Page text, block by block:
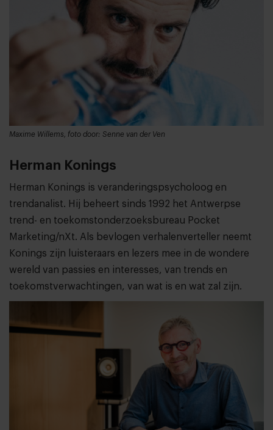
Maxime Willems, foto door: Senne van der Ven
Herman Konings
Herman Konings is veranderingspsycholoog en
trendanalist. Hij beheert sinds 1992 het Antwerpse
trend- en toekomstonderzoeksbureau Pocket
Marketing/nXt. Als bevlogen verhalenverteller neemt
Konings zijn luisteraars en lezers mee in de wondere
wereld van passies en interesses, van trends en
toekomstverwachtingen, van wat is en wat zal zijn.